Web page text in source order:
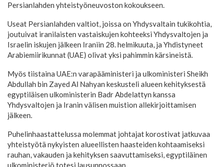
Persianlahden yhteistyöneuvoston kokoukseen.
Useat Persianlahden valtiot, joissa on Yhdysvaltain tukikohtia,
joutuivat iranilaisten vastaiskujen kohteeksi Yhdysvaltojen ja
Israelin iskujen jälkeen Iraniin 28. helmikuuta, ja Yhdistyneet
Arabiemiirikunnat (UAE) olivat yksi pahimmin kärsineistä.
Myös tiistaina UAE:n varapääministeri ja ulkoministeri Sheikh
Abdullah bin Zayed Al Nahyan keskusteli alueen kehityksestä
egyptiläisen ulkoministerin Badr Abdelattyn kanssa
Yhdysvaltojen ja Iranin välisen muistion allekirjoittamisen
jälkeen.
Puhelinhaastattelussa molemmat johtajat korostivat jatkuvaa
yhteistyötä nykyisten alueellisten haasteiden kohtaamiseksi
rauhan, vakauden ja kehityksen saavuttamiseksi, egyptiläinen
ulkoministeriö totesi lausunnossaan.